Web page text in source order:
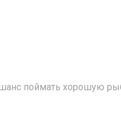
поймать хорошую